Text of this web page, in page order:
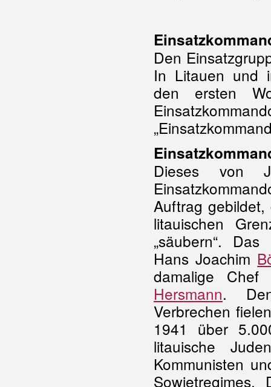
Den
In Litauen und
den ersten
Dieses von
Auftrag
litauischen
„säubern“.
Hans Joachim
damalige Chef
Hersmann.
Verbrechen
1941 über
litauische
Kommunisten